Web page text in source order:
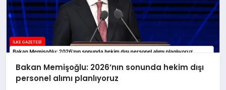
Bakan Memişoğlu: 2026’nın sonunda hekim dışı
personel alımı planlıyoruz